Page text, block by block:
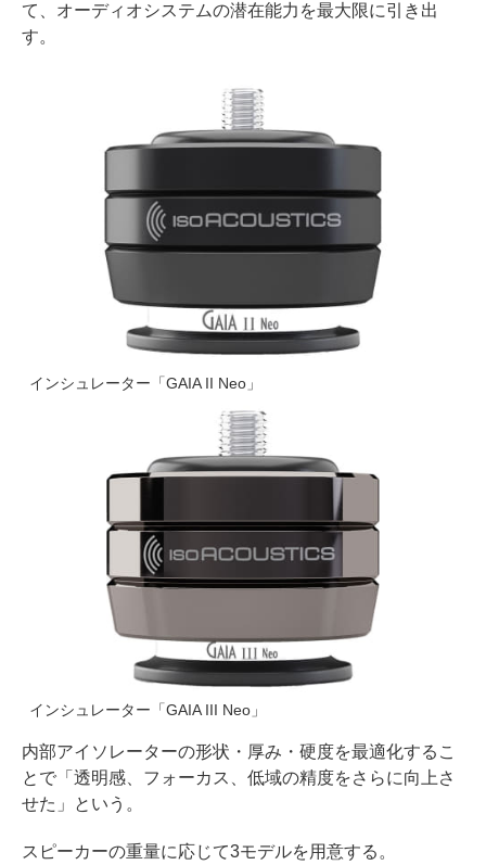
て、オーディオシステムの潜在能力を最大限に引き出
す。
インシュレーター「GAIA II Neo」
インシュレーター「GAIA III Neo」
内部アイソレーターの形状・厚み・硬度を最適化するこ
とで「透明感、フォーカス、低域の精度をさらに向上さ
せた」という。
スピーカーの重量に応じて3モデルを用意する。